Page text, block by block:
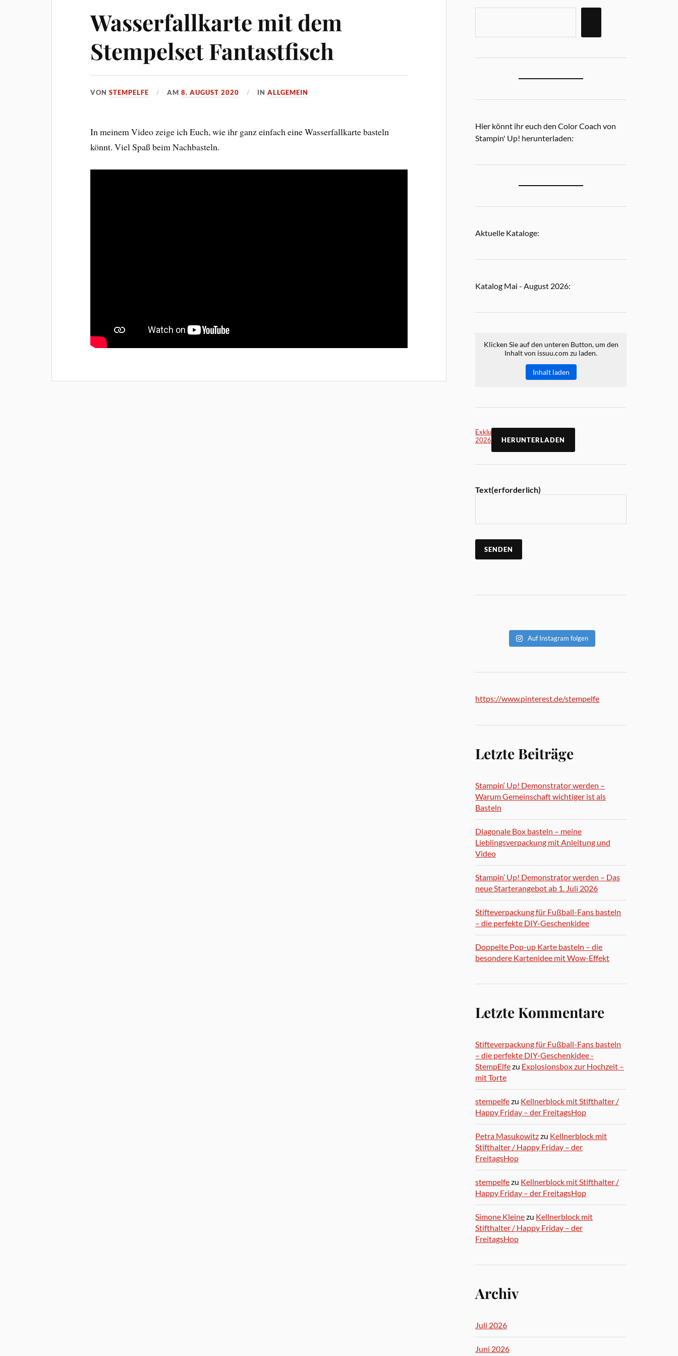
Wasserfallkarte mit dem
Stempelset Fantastfisch
VONSTEMPELFE AM8. AUGUST 2020 INALLGEMEIN
In meinem Video zeige ich Euch, wie ihr ganz einfach eine Wasserfallkarte basteln
könnt. Viel Spaß beim Nachbasteln.
Hier könnt ihr euch den Color Coach von
Stampin' Up! herunterladen:
Aktuelle Kataloge:
Katalog Mai - August 2026:
Klicken Sie auf den unteren Button, um den
Inhalt von issuu.com zu laden.
Inhalt laden
Exklusiv Online Mai
2026
HERUNTERLADEN
Text(erforderlich)
SENDEN
Auf Instagram folgen
https://www.pinterest.de/stempelfe
Letzte Beiträge
Stampin‘ Up! Demonstrator werden –
Warum Gemeinschaft wichtiger ist als
Basteln
Diagonale Box basteln – meine
Lieblingsverpackung mit Anleitung und
Video
Stampin’ Up! Demonstrator werden – Das
neue Starterangebot ab 1. Juli 2026
Stifteverpackung für Fußball-Fans basteln
– die perfekte DIY-Geschenkidee
Doppelte Pop-up Karte basteln – die
besondere Kartenidee mit Wow-Effekt
Letzte Kommentare
Stifteverpackung für Fußball-Fans basteln
– die perfekte DIY-Geschenkidee -
StempElfezu Explosionsbox zur Hochzeit –
mit Torte
stempelfezu Kellnerblock mit Stifthalter /
Happy Friday – der FreitagsHop
Petra Masukowitzzu Kellnerblock mit
Stifthalter / Happy Friday – der
FreitagsHop
stempelfezu Kellnerblock mit Stifthalter /
Happy Friday – der FreitagsHop
Simone Kleinezu Kellnerblock mit
Stifthalter / Happy Friday – der
FreitagsHop
Archiv
Juli 2026
Juni 2026